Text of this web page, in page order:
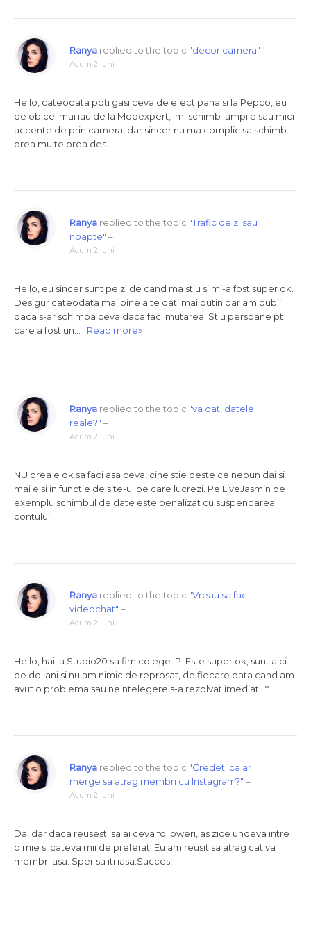
Ranya replied to the topic "decor camera" –
Acum 2 luni
Hello, cateodata poti gasi ceva de efect pana si la Pepco, eu
de obicei mai iau de la Mobexpert, imi schimb lampile sau mici
accente de prin camera, dar sincer nu ma complic sa schimb
prea multe prea des.
Ranya replied to the topic "Trafic de zi sau
noapte" –
Acum 2 luni
Hello, eu sincer sunt pe zi de cand ma stiu si mi-a fost super ok.
Desigur cateodata mai bine alte dati mai putin dar am dubii
daca s-ar schimba ceva daca faci mutarea. Stiu persoane pt
care a fost un… Read more»
Ranya replied to the topic "va dati datele
reale?" –
Acum 2 luni
NU prea e ok sa faci asa ceva, cine stie peste ce nebun dai si
mai e si in functie de site-ul pe care lucrezi. Pe LiveJasmin de
exemplu schimbul de date este penalizat cu suspendarea
contului.
Ranya replied to the topic "Vreau sa fac
videochat" –
Acum 2 luni
Hello, hai la Studio20 sa fim colege :P. Este super ok, sunt aici
de doi ani si nu am nimic de reprosat, de fiecare data cand am
avut o problema sau neintelegere s-a rezolvat imediat. :*
Ranya replied to the topic "Credeti ca ar
merge sa atrag membri cu Instagram?" –
Acum 2 luni
Da, dar daca reusesti sa ai ceva followeri, as zice undeva intre
o mie si cateva mii de preferat! Eu am reusit sa atrag cativa
membri asa. Sper sa iti iasa.Succes!